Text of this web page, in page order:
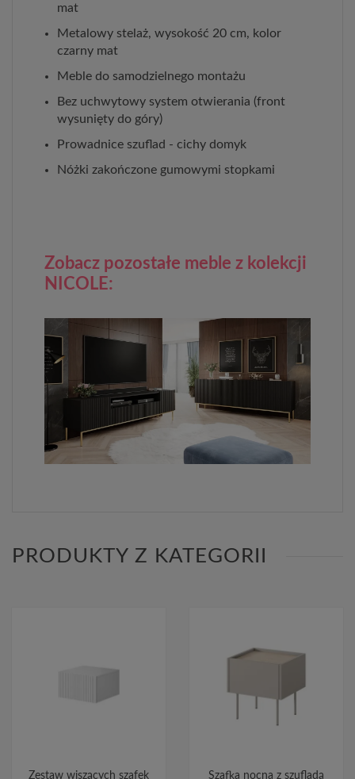
mat
Metalowy stelaż, wysokość 20 cm, kolor
czarny mat
Meble do samodzielnego montażu
Bez uchwytowy system otwierania (front
wysunięty do góry)
Prowadnice szuflad - cichy domyk
Nóżki zakończone gumowymi stopkami
Zobacz pozostałe meble z kolekcji
NICOLE:
PRODUKTY Z KATEGORII
Zestaw wiszących szafek Szafka nocna z szufladą